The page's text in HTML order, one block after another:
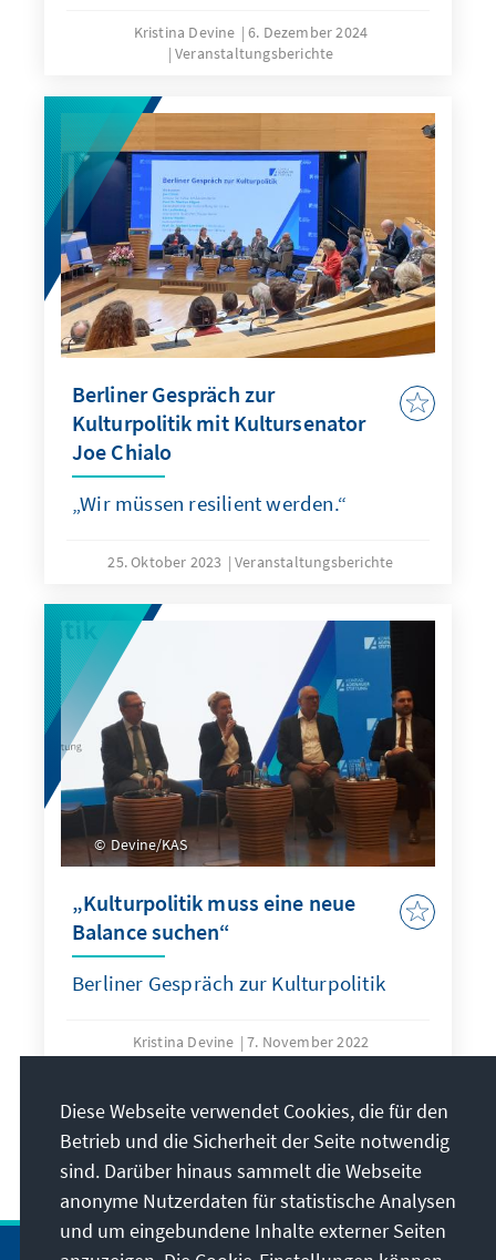
Kristina Devine
6. Dezember 2024
Veranstaltungsberichte
Berliner Gespräch zur
Kulturpolitik mit Kultursenator
Joe Chialo
„Wir müssen resilient werden.“
25. Oktober 2023 Veranstaltungsberichte
Devine/KAS
„Kulturpolitik muss eine neue
Balance suchen“
Berliner Gespräch zur Kulturpolitik
Kristina Devine
7. November 2022
Veranstaltungsberichte
Alle Publikationen
Diese Webseite verwendet Cookies, die für den
Betrieb und die Sicherheit der Seite notwendig
sind. Darüber hinaus sammelt die Webseite
anonyme Nutzerdaten für statistische Analysen
und um eingebundene Inhalte externer Seiten